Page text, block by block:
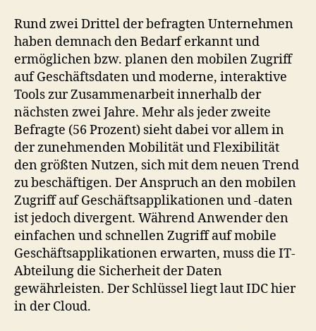
Rund zwei Drittel der befragten Unternehmen
haben demnach den Bedarf erkannt und
ermöglichen bzw. planen den mobilen Zugriff
auf Geschäftsdaten und moderne, interaktive
Tools zur Zusammenarbeit innerhalb der
nächsten zwei Jahre. Mehr als jeder zweite
Befragte (56 Prozent) sieht dabei vor allem in
der zunehmenden Mobilität und Flexibilität
den größten Nutzen, sich mit dem neuen Trend
zu beschäftigen. Der Anspruch an den mobilen
Zugriff auf Geschäftsapplikationen und -daten
ist jedoch divergent. Während Anwender den
einfachen und schnellen Zugriff auf mobile
Geschäftsapplikationen erwarten, muss die IT-
Abteilung die Sicherheit der Daten
gewährleisten. Der Schlüssel liegt laut IDC hier
in der Cloud.